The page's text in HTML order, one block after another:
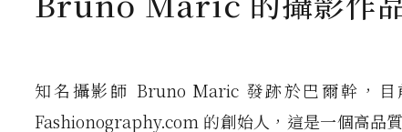
知名攝影師 Bruno Maric 發跡於巴爾幹，
Fashionography.com 的創始人，這是一個高品